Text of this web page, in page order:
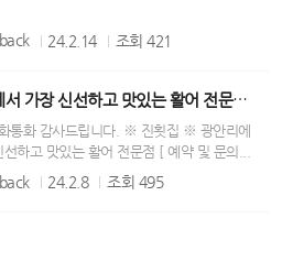
24.2.14 조회421
광안리에서 가장 신선하고 맛있는 활어 전문점 진횟집
통화 감사드립니다. ※ 진횟집 ※ 광안리에
선하고 맛있는 활어 전문점 [ 예약 및 문의...
24.2.8 조회 495